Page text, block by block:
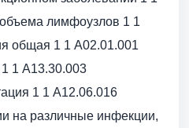
лимфоузлов 1 1
общая 1 1 A02.01.001
1 A13.30.003
1 1 A12.06.016
на различные инфекции,